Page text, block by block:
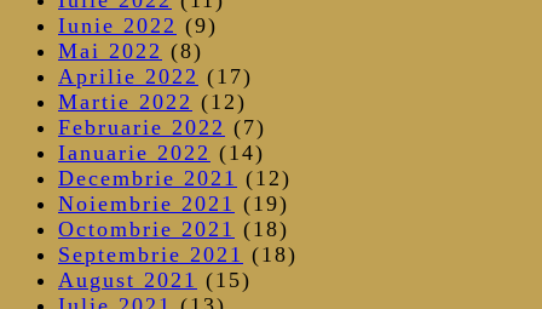
Iunie 2022 (9)
Mai 2022 (8)
Aprilie 2022 (17)
Martie 2022 (12)
Februarie 2022 (7)
Ianuarie 2022 (14)
Decembrie 2021 (12)
Noiembrie 2021 (19)
Octombrie 2021 (18)
Septembrie 2021 (18)
August 2021 (15)